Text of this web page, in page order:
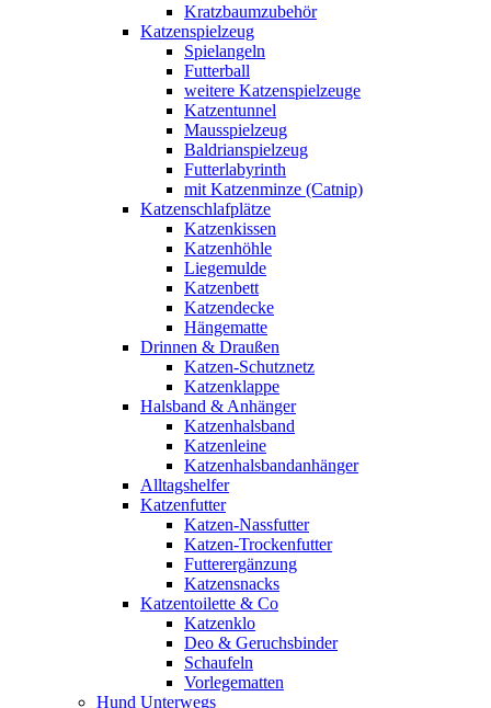
Kratzbaumzubehör
Katzenspielzeug
Spielangeln
Futterball
weitere Katzenspielzeuge
Katzentunnel
Mausspielzeug
Baldrianspielzeug
Futterlabyrinth
mit Katzenminze (Catnip)
Katzenschlafplätze
Katzenkissen
Katzenhöhle
Liegemulde
Katzenbett
Katzendecke
Hängematte
Drinnen & Draußen
Katzen-Schutznetz
Katzenklappe
Halsband & Anhänger
Katzenhalsband
Katzenleine
Katzenhalsbandanhänger
Alltagshelfer
Katzenfutter
Katzen-Nassfutter
Katzen-Trockenfutter
Futterergänzung
Katzensnacks
Katzentoilette & Co
Katzenklo
Deo & Geruchsbinder
Schaufeln
Vorlegematten
Hund Unterwegs